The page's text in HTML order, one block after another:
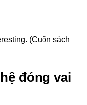
(Cuốn sách
đóng vai